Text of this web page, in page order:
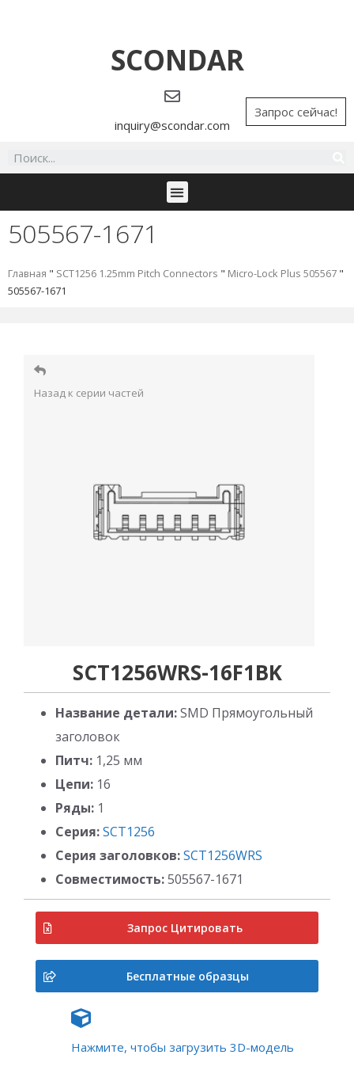
SCONDAR
inquiry@scondar.com
Запрос сейчас!
505567-1671
Главная " SCT1256 1.25mm Pitch Connectors " Micro-Lock Plus 505567 "
505567-1671
Назад к серии частей
SCT1256WRS-16F1BK
Название детали:SMD Прямоугольный
заголовок
Питч: 1,25 мм
Цепи: 16
Ряды: 1
Серия:SCT1256
Серия заголовков:SCT1256WRS
Совместимость:505567-1671
Запрос Цитировать
Бесплатные образцы
Нажмите, чтобы загрузить 3D-модель